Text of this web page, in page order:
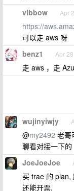
vibbow Apr
https://
可以走 aws 呀
benz1 Apr 28
走 aws ，走
wujinyiwjy
@my2492 老哥
聊看对接一下的
JoeJoeJoe
买 trae 的 plan,
还能开票.